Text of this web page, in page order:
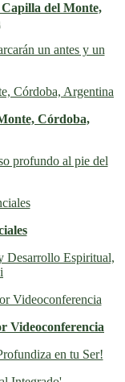
del Monte,
un antes y un
Córdoba,
profundo al pie del
Desarrollo Espiritual,
Videoconferencia
en tu Ser!